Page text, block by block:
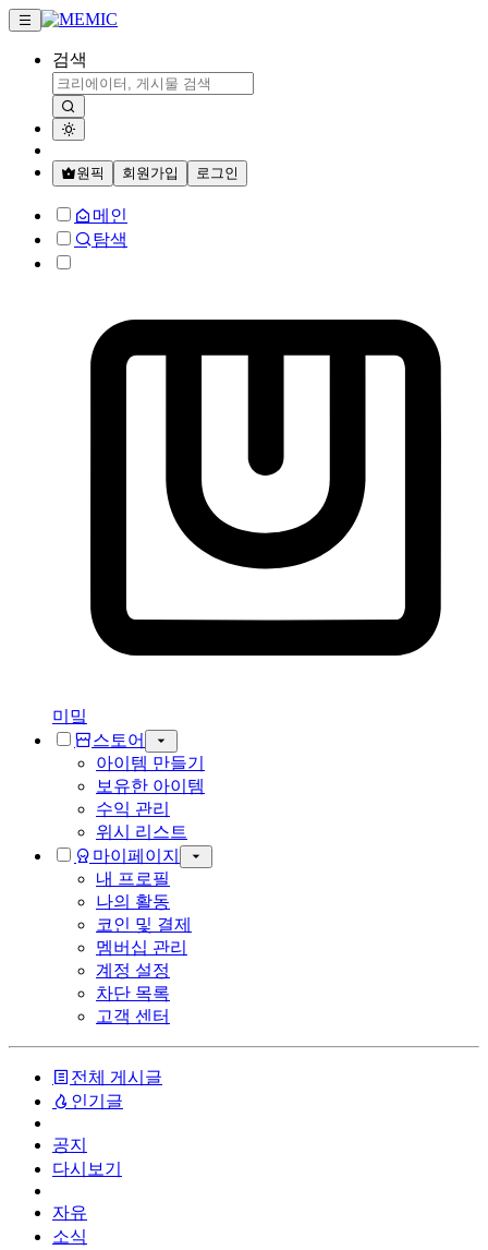
검색
원픽 회원가입 로그인
메인
탐색
미밐
스토어
아이템 만들기
보유한 아이템
수익 관리
위시 리스트
마이페이지
내 프로필
나의 활동
코인 및 결제
멤버십 관리
계정 설정
차단 목록
고객 센터
전체 게시글
인기글
공지
다시보기
자유
소식